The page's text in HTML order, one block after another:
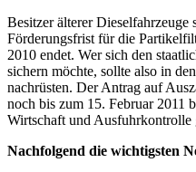
Besitzer älterer Dieselfahrzeuge
Förderungsfrist für die
2010 endet. Wer sich den
sichern möchte, sollte also in
nachrüsten. Der Antrag auf
noch bis zum 15. Februar 2011
Wirtschaft und Ausfuhrkontrolle
Nachfolgend die wichtigsten